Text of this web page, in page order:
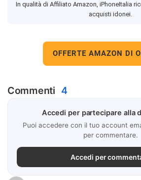
In qualità di Affiliato Amazon, iPhoneItalia
acquisti idonei.
OFFERTE AMAZON DI
Commenti 4
Accedi per partecipare alla
Puoi accedere con il tuo account
per commentare.
Accedi per